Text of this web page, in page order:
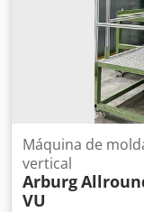
Máquina de
vertical
Arburg
VU